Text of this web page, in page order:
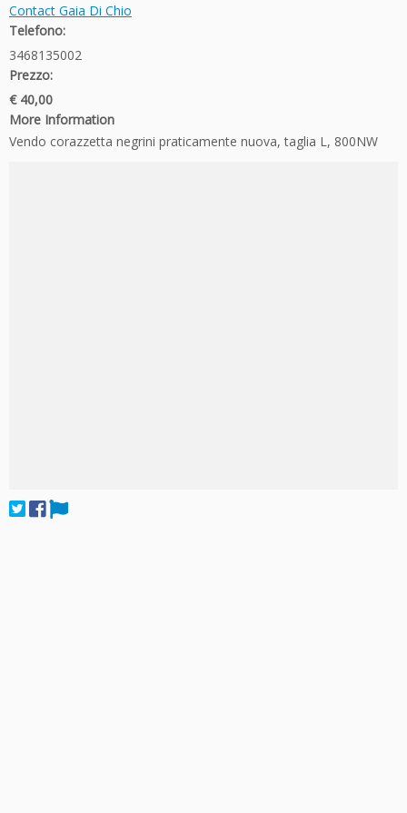
Contact Gaia Di Chio
Telefono:
3468135002
Prezzo:
€ 40,00
More Information
Vendo corazzetta negrini praticamente nuova, taglia L, 800NW